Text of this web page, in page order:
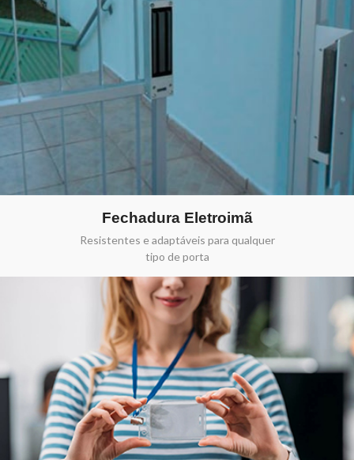
Fechadura Eletroimã
Resistentes e adaptáveis para qualquer
tipo de porta